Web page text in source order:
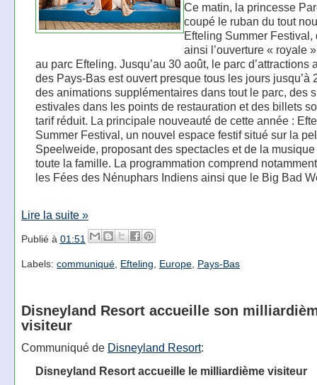
Ce matin, la princesse
coupé le ruban du tout
Efteling Summer Festival,
ainsi l’ouverture « royale
au parc Efteling. Jusqu’au 30 août, le parc d’attractions
des Pays-Bas est ouvert presque tous les jours jusqu’à
des animations supplémentaires dans tout le parc, des
estivales dans les points de restauration et des billets
tarif réduit. La principale nouveauté de cette année :
Summer Festival, un nouvel espace festif situé sur la
Speelweide, proposant des spectacles et de la
toute la famille. La programmation comprend
les Fées des Nénuphars Indiens ainsi que le Big Bad
Lire la suite »
Publié à 01:51
Labels: communiqué, Efteling Europe, Pays-Bas
Disneyland Resort accueille son
visiteur
Communiqué de Disneyland Resort:
Disneyland Resort accueille le milliardième visiteur